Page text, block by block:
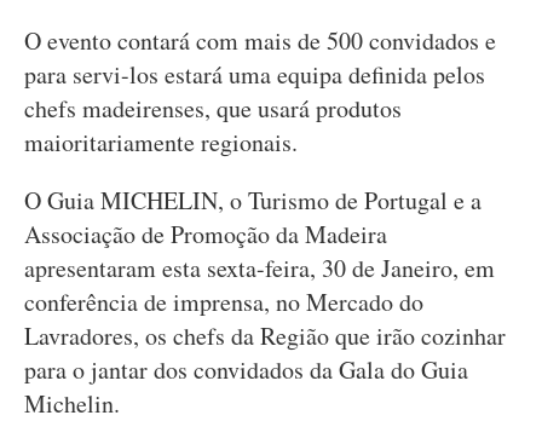
O evento contará com mais de 500 convidados e
para servi-los estará uma equipa definida pelos
chefs madeirenses, que usará produtos
maioritariamente regionais.
O Guia MICHELIN, o Turismo de Portugal e a
Associação de Promoção da Madeira
apresentaram esta sexta-feira, 30 de Janeiro, em
conferência de imprensa, no Mercado do
Lavradores, os chefs da Região que irão cozinhar
para o jantar dos convidados da Gala do Guia
Michelin.